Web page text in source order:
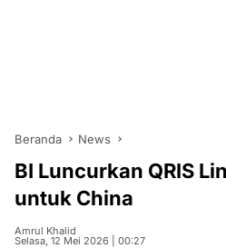
Beranda News
BI Luncurkan QRIS
untuk China
Amrul Khalid
Selasa, 12 Mei 2026 | 00:27